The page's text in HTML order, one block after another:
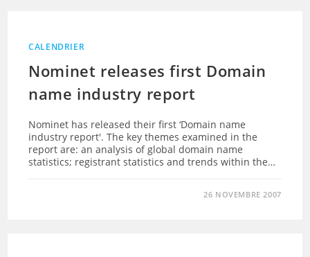
CALENDRIER
Nominet releases first Domain
name industry report
Nominet has released their first ‘Domain name
industry report'. The key themes examined in the
report are: an analysis of global domain name
statistics; registrant statistics and trends within the…
26 NOVEMBRE 2007